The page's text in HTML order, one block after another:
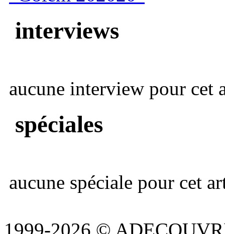
interviews
aucune interview pour cet
spéciales
aucune spéciale pour cet